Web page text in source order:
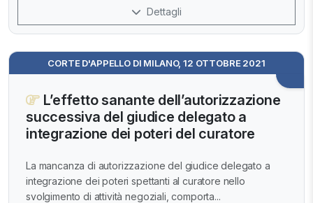
Dettagli
CORTE D'APPELLO DI MILANO, 12 OTTOBRE 2021
L’effetto sanante dell’autorizzazione
successiva del giudice delegato a
integrazione dei poteri del curatore
La mancanza di autorizzazione del giudice delegato a
integrazione dei poteri spettanti al curatore nello
svolgimento di attività negoziali, comporta...